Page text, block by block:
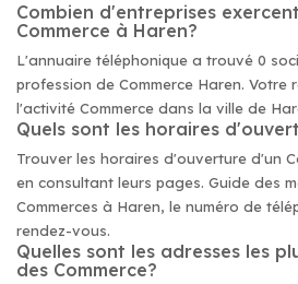
Combien d'entreprises
Commerce à Haren?
L'annuaire téléphonique a trouvé 0
profession de Commerce Haren. Votre
l'activité Commerce dans la ville de
Quels sont les horaires
Trouver les horaires d'ouverture d'un
en consultant leurs pages. Guide des
Commerces à Haren, le numéro de
rendez-vous.
Quelles sont les adresses les
des Commerce?